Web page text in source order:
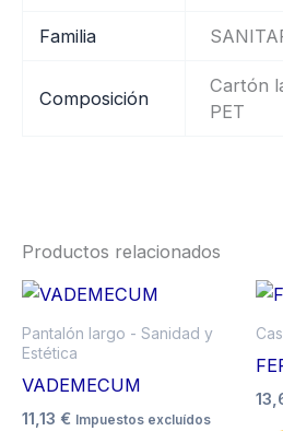
Familia
Composición
Cartón
PET
Productos relacionados
Pantalón largo - Sanidad y
Estética
VADEMECUM
11,13 € Impuestos excluídos
Este